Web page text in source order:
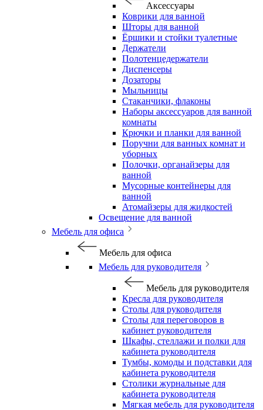
Аксессуары
Коврики для ванной
Шторы для ванной
Ёршики и стойки туалетные
Держатели
Полотенцедержатели
Диспенсеры
Дозаторы
Мыльницы
Стаканчики, флаконы
Наборы аксессуаров для ванной
комнаты
Крючки и планки для ванной
Поручни для ванных комнат и
уборных
Полочки, органайзеры для
ванной
Мусорные контейнеры для
ванной
Атомайзеры для жидкостей
Освещение для ванной
Мебель для офиса
Мебель для офиса
Мебель для руководителя
Мебель для руководителя
Кресла для руководителя
Столы для руководителя
Столы для переговоров в
кабинет руководителя
Шкафы, стеллажи и полки для
кабинета руководителя
Тумбы, комоды и подставки для
кабинета руководителя
Столики журнальные для
кабинета руководителя
Мягкая мебель для руководителя